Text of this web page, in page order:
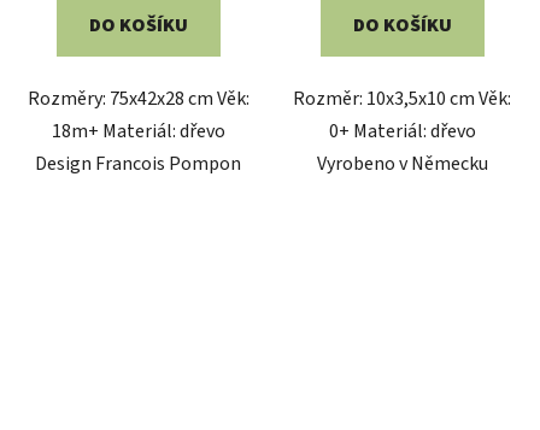
DO KOŠÍKU
Rozměry: 75x42x28 cm Věk:
18m+ Materiál: dřevo
Design Francois Pompon
DO KOŠÍKU
Rozměr: 10x3,5x10 cm Věk:
0+ Materiál: dřevo
Vyrobeno v Německu